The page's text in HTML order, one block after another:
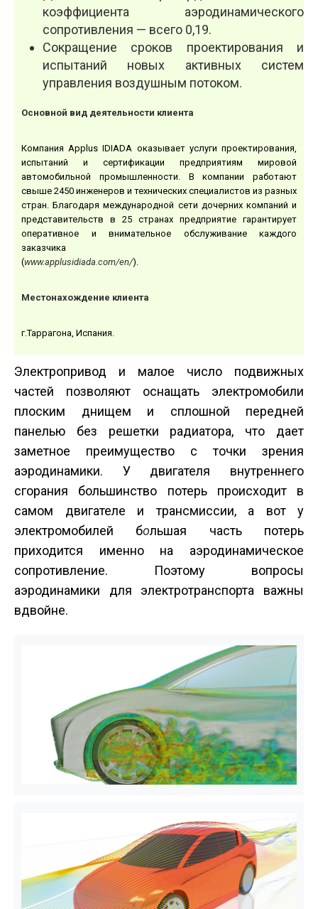
коэффициента аэродинамического
сопротивления — всего 0,19.
Сокращение сроков проектирования и
испытаний новых активных систем
управления воздушным потоком.
Основной вид деятельности клиента
Компания Applus IDIADA оказывает услуги проектирования,
испытаний и сертификации предприятиям мировой
автомобильной промышленности. В компании работают
свыше 2450 инженеров и технических специалистов из разных
стран. Благодаря международной сети дочерних компаний и
представительств в 25 странах предприятие гарантирует
оперативное и внимательное обслуживание каждого
заказчика
(www.applusidiada.com/en/).
Местонахождение клиента
г.Таррагона, Испания.
Электропривод и малое число подвижных
частей позволяют оснащать электромобили
плоским днищем и сплошной передней
панелью без решетки радиатора, что дает
заметное преимущество с точки зрения
аэродинамики. У двигателя внутреннего
сгорания большинство потерь происходит в
самом двигателе и трансмиссии, а вот у
электромобилей большая часть потерь
приходится именно на аэродинамическое
сопротивление. Поэтому вопросы
аэродинамики для электротранспорта важны
вдвойне.